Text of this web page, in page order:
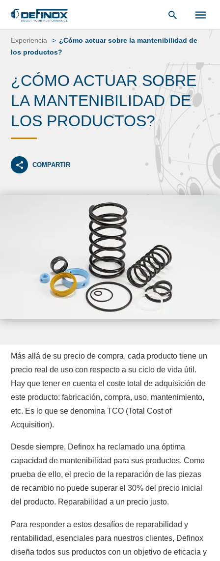
Saltar
contenido
Experiencia
¿Cómo actuar sobre la mantenibilidad de
los productos?
¿CÓMO ACTUAR SOBRE
LA MANTENIBILIDAD DE
LOS PRODUCTOS?
COMPARTIR
Más allá de su precio de compra, cada producto tiene un
precio real de uso con respecto a su ciclo de vida útil.
Hay que tener en cuenta el coste total de adquisición de
este producto: fabricación, compra, uso, mantenimiento,
etc. Es lo que se denomina TCO (Total Cost of
Acquisition).
Desde siempre, Definox ha reclamado una óptima
capacidad de mantenibilidad para sus productos. Como
prueba de ello, el precio de la reparación de las piezas
de recambio no puede superar el 30% del precio inicial
del producto. Reparabilidad a un precio justo.
Para responder a estos desafíos de reparabilidad y
rentabilidad, esenciales para nuestros clientes, Definox
diseña todos sus productos con un objetivo de eficacia y